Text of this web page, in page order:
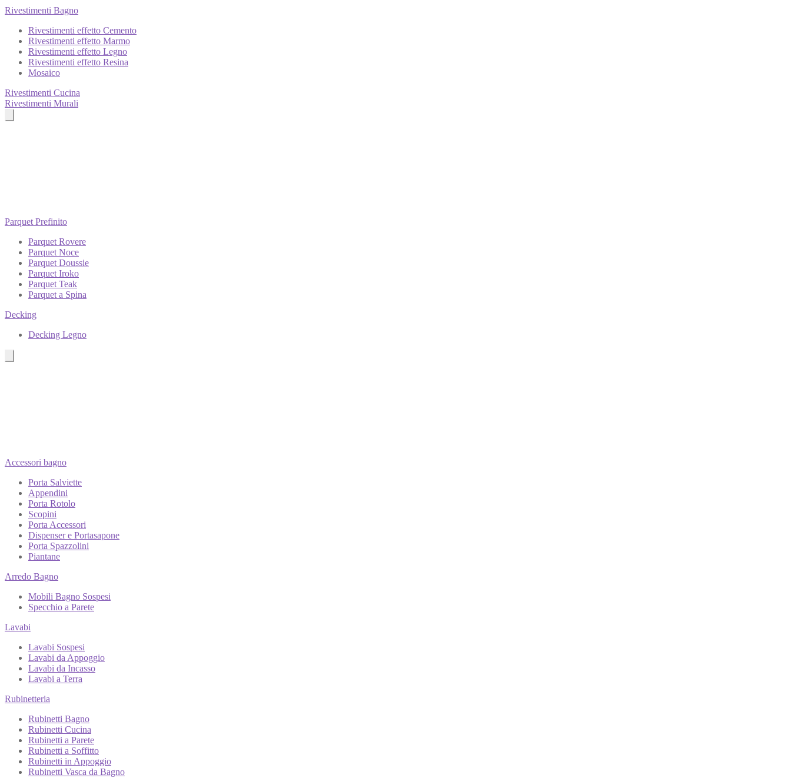
Rivestimenti Bagno
Rivestimenti effetto Cemento
Rivestimenti effetto Marmo
Rivestimenti effetto Legno
Rivestimenti effetto Resina
Mosaico
Rivestimenti Cucina
Rivestimenti Murali
Parquet Prefinito
Parquet Rovere
Parquet Noce
Parquet Doussie
Parquet Iroko
Parquet Teak
Parquet a Spina
Decking
Decking Legno
Accessori bagno
Porta Salviette
Appendini
Porta Rotolo
Scopini
Porta Accessori
Dispenser e Portasapone
Porta Spazzolini
Piantane
Arredo Bagno
Mobili Bagno Sospesi
Specchio a Parete
Lavabi
Lavabi Sospesi
Lavabi da Appoggio
Lavabi da Incasso
Lavabi a Terra
Rubinetteria
Rubinetti Bagno
Rubinetti Cucina
Rubinetti a Parete
Rubinetti a Soffitto
Rubinetti in Appoggio
Rubinetti Vasca da Bagno